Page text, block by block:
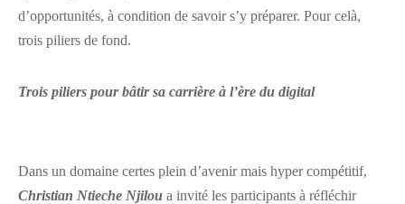
d’opportunités, à condition de savoir s’y préparer. Pour celà,
trois piliers de fond.
Trois piliers pour bâtir sa carrière à l’ère du digital
Dans un domaine certes plein d’avenir mais hyper compétitif,
Christian Ntieche Njilou a invité les participants à réfléchir